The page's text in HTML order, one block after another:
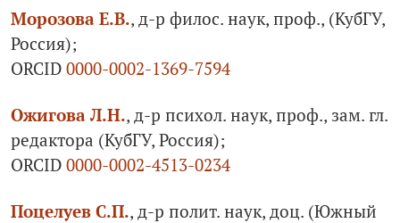
Морозова Е.В., д-р филос. наук, проф., (КубГУ,
Россия);
ORCID 0000-0002-1369-7594
Ожигова Л.Н., д-р психол. наук, проф., зам. гл.
редактора (КубГУ, Россия);
ORCID 0000-0002-4513-0234
Поцелуев С.П., д-р полит. наук, доц. (Южный